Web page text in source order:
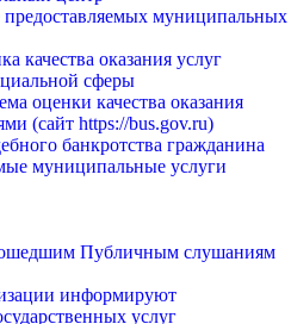
предоставляемых муниципальных
качества оказания услуг
сферы
оценки качества оказания
(сайт https://bus.gov.ru)
банкротства гражданина
муниципальные услуги
Публичным слушаниям
информируют
услуг